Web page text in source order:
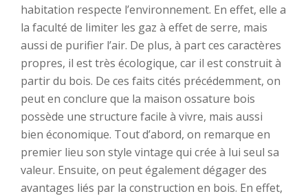
habitation respecte l’environnement. En effet, elle a
la faculté de limiter les gaz à effet de serre, mais
aussi de purifier l’air. De plus, à part ces caractères
propres, il est très écologique, car il est construit à
partir du bois. De ces faits cités précédemment, on
peut en conclure que la maison ossature bois
possède une structure facile à vivre, mais aussi
bien économique. Tout d’abord, on remarque en
premier lieu son style vintage qui crée à lui seul sa
valeur. Ensuite, on peut également dégager des
avantages liés par la construction en bois. En effet,